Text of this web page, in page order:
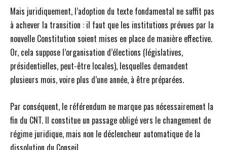
Mais juridiquement, l’adoption du texte fondamental ne suffit pas
à achever la transition : il faut que les institutions prévues par la
nouvelle Constitution soient mises en place de manière effective.
Or, cela suppose l’organisation d’élections (législatives,
présidentielles, peut-être locales), lesquelles demandent
plusieurs mois, voire plus d’une année, à être préparées.
Par conséquent, le référendum ne marque pas nécessairement la
fin du CNT. Il constitue un passage obligé vers le changement de
régime juridique, mais non le déclencheur automatique de la